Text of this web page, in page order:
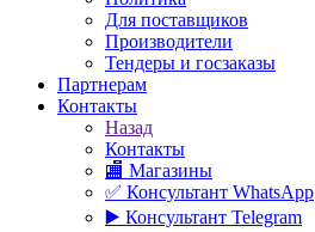
Для поставщиков
Производители
Тендеры и госзаказы
Партнерам
Контакты
Назад
Контакты
🏬 Магазины
✅️ Консультант WhatsApp
▶️ Консультант Telegram